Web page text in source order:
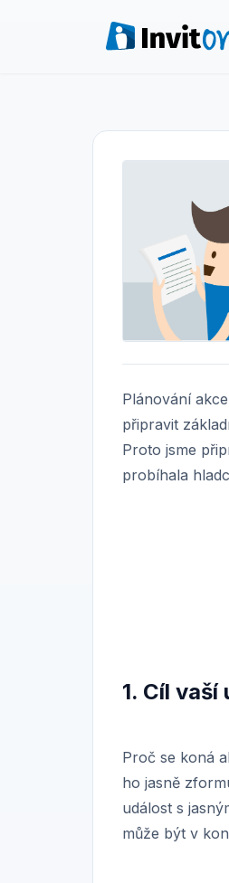
Kontakt
Přepnout
Plánování
připravit
Proto jsme
probíhala
1. Cíl vaší
Proč se koná
ho jasně
událost s
může být v